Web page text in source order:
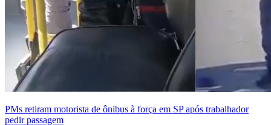
PMs retiram motorista de ônibus à força em SP após trabalhador
pedir passagem